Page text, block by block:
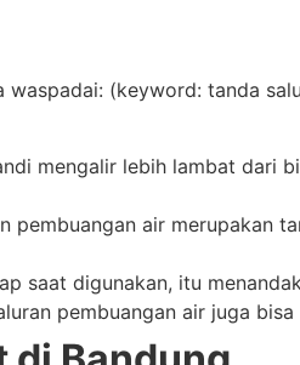
(keyword: tanda
mengalir lebih lambat dari
pembuangan air merupakan
saat digunakan, itu
pembuangan air juga